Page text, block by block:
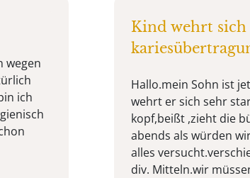
wegen
ich
Kind wehrt sich
Hallo.mein Sohn ist
wehrt er sich sehr
kopf,beißt ,zieht die
abends als würden
alles
div. Mitteln.wir